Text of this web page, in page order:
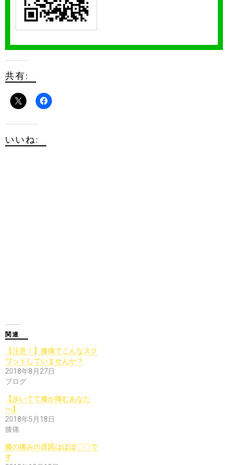
共有:
いいね:
関連
【注意！】膝痛でこんなスク
ワットしていませんか？
2018年8月27日
ブログ
【歩いてて膝が痛むあなた
へ】
2018年5月18日
膝痛
膝の痛みの原因はほぼ〇〇で
す